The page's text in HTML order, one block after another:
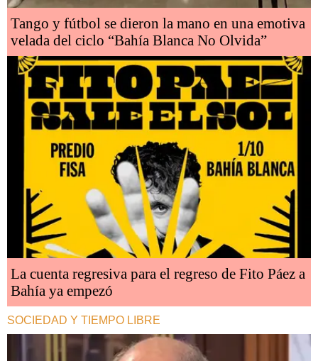
Tango y fútbol se dieron la mano en una emotiva
velada del ciclo “Bahía Blanca No Olvida”
La cuenta regresiva para el regreso de Fito Páez a
Bahía ya empezó
SOCIEDAD Y TIEMPO LIBRE